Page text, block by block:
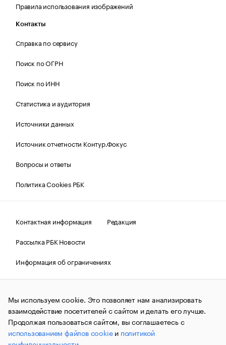
Правила использования изображений
Контакты
Справка по сервису
Поиск по ОГРН
Поиск по ИНН
Статистика и аудитория
Источники данных
Источник отчетности Контур.Фокус
Вопросы и ответы
Политика Cookies РБК
Контактная информация
Редакция
Рассылка РБК Новости
Информация об ограничениях
Правовая информация
О соблюдении авторских прав
© АО «РОСБИЗНЕСКОНСАЛТИНГ»,1995–2026.Сообщения
и материалы информационного агентства «РБК»
(зарегистрировано Федеральной службой по надзору в сфере
связи, информационных технологий и массовых
коммуникаций (Роскомнадзор) 09.12.2015 за номером ИА
№ФС77-63848) сопровождаются пометкой «РБК». Отдельные
Мы используем cookie. Это позволяет нам анализировать
взаимодействие посетителей с сайтом и делать его лучше.
Продолжая пользоваться сайтом, вы соглашаетесь с
использованием файлов cookieи политикой